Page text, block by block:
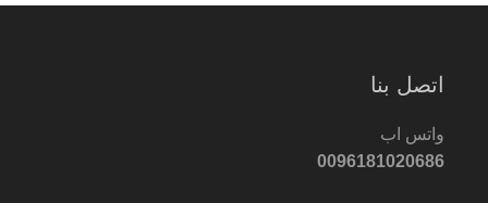
اتصل بنا
واتس اب
0096181020686